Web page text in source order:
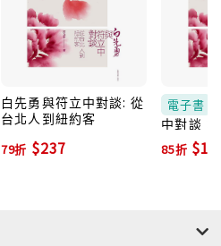
白先勇與符立中對談: 從
台北人到紐約客
79折 $237
電子書
中對談：
約客 (電
85折